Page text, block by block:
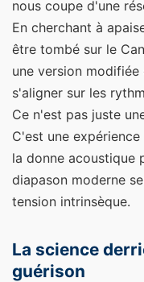
nous coupe d'une
En cherchant à
être tombé sur le
une version
s'aligner sur les
Ce n'est pas juste
C'est une
la donne acoustique
diapason moderne
tension intrinsèque.
La science
guérison